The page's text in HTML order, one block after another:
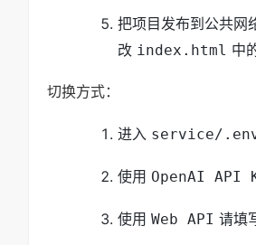
把项目发布到公共网
改 index.html 中
切换方式：
进入 service/
使用 OpenAI API
使用 Web API 请填